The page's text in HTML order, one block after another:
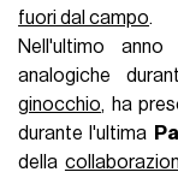
fuori dal campo.
Nell'ultimo
analogiche
ginocchio, ha
durante l'ultima
della